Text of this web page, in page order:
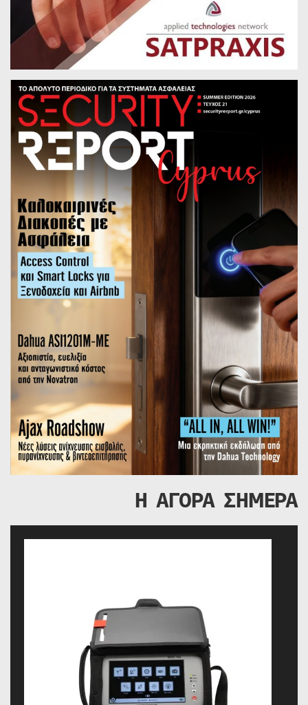
Η ΑΓΟΡΑ ΣΗΜΕΡΑ